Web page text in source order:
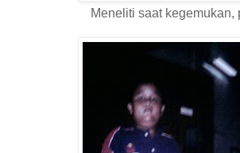
Meneliti saat kegemukan,